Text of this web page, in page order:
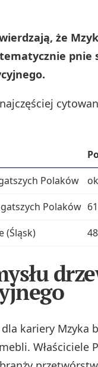
że
pnie
Polaków
Polaków
(Śląsk)
kariery Mzyka
Właściciele